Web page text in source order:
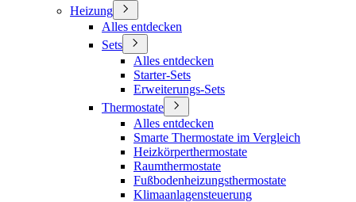
Heizung
Alles entdecken
Sets
Alles entdecken
Starter-Sets
Erweiterungs-Sets
Thermostate
Alles entdecken
Smarte Thermostate im Vergleich
Heizkörperthermostate
Raumthermostate
Fußbodenheizungsthermostate
Klimaanlagensteuerung